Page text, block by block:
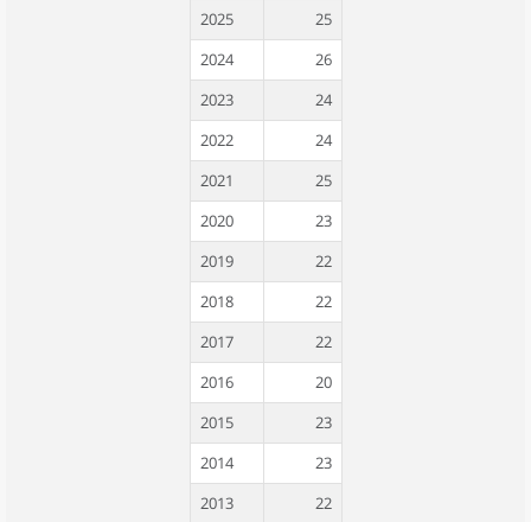
2025
25
2024
26
2023
24
2022
24
2021
25
2020
23
2019
22
2018
22
2017
22
2016
20
2015
23
2014
23
2013
22